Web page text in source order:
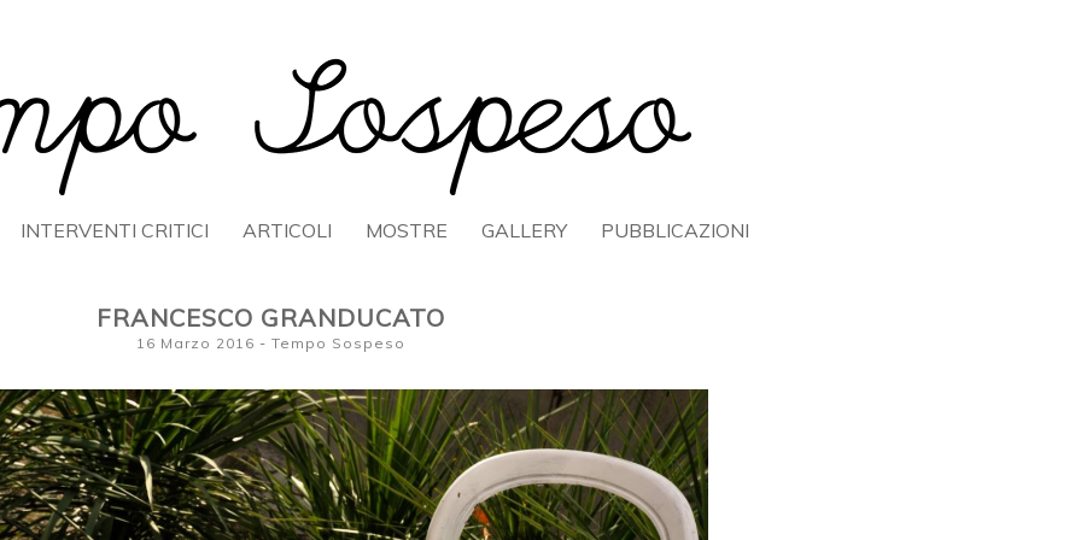
INTERVENTI CRITICI ARTICOLI MOSTRE GALLERY PUBBLICAZIONI
FRANCESCO GRANDUCATO
16 Marzo 2016 - Tempo Sospeso